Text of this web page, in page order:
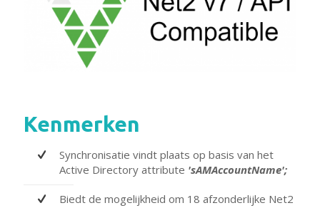
Kenmerken
Synchronisatie vindt plaats op basis van het
Active Directory attribute 'sAMAccountName';
Biedt de mogelijkheid om 18 afzonderlijke Net2